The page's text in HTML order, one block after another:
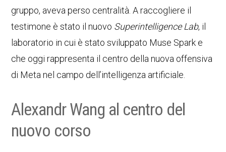
gruppo, aveva perso centralità. A raccogliere il
testimone è stato il nuovo Superintelligence Lab, il
laboratorio in cui è stato sviluppato Muse Spark e
che oggi rappresenta il centro della nuova offensiva
di Meta nel campo dell’intelligenza artificiale.
Alexandr Wang al centro del
nuovo corso